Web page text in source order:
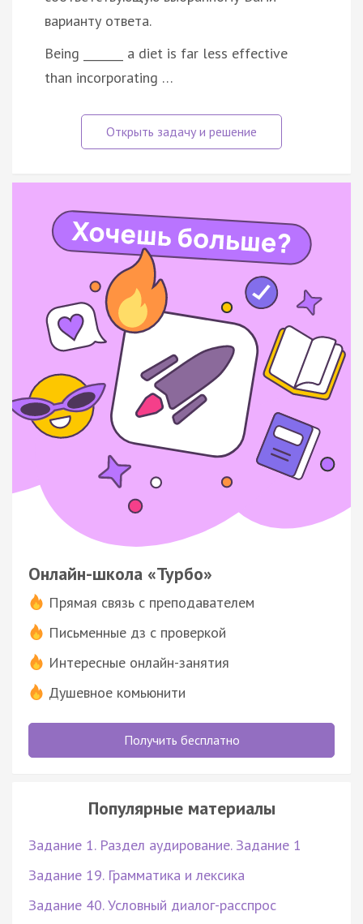
варианту ответа.
Being _______ a diet is far less effective
than incorporating …
Онлайн-школа «Турбо»
Прямая связь с преподавателем
Письменные дз с проверкой
Интересные онлайн-занятия
Душевное комьюнити
Получить бесплатно
Популярные материалы
Задание 1. Раздел аудирование. Задание 1
Задание 19. Грамматика и лексика
Задание 40. Условный диалог-расспрос